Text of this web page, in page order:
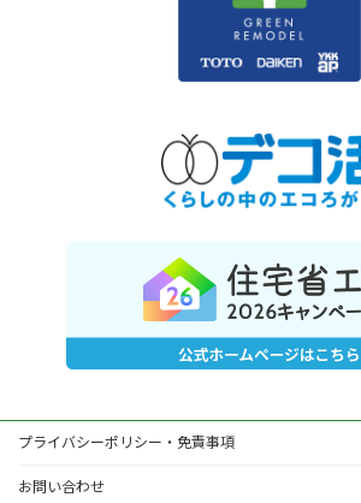
プライバシーポリシー・免責事項
お問い合わせ